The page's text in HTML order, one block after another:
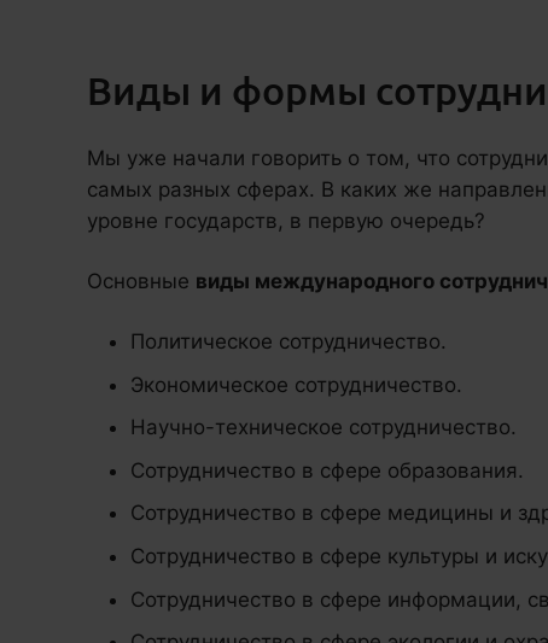
Виды и формы
Мы уже начали говорить о том, что
самых разных сферах. В каких же
уровне государств, в первую очередь?
Основные виды международного
Политическое сотрудничество.
Экономическое сотрудничество.
Научно-техническое сотрудничество.
Сотрудничество в сфере образования.
Сотрудничество в сфере медицины и
Сотрудничество в сфере культуры и
Сотрудничество в сфере информации,